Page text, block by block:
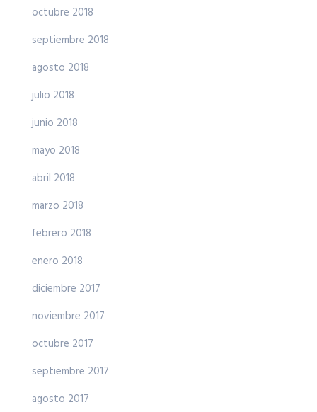
octubre 2018
septiembre 2018
agosto 2018
julio 2018
junio 2018
mayo 2018
abril 2018
marzo 2018
febrero 2018
enero 2018
diciembre 2017
noviembre 2017
octubre 2017
septiembre 2017
agosto 2017